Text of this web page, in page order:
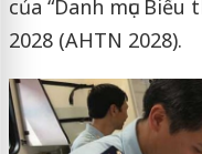
của “Danh mục
2028 (AHTN 2028).